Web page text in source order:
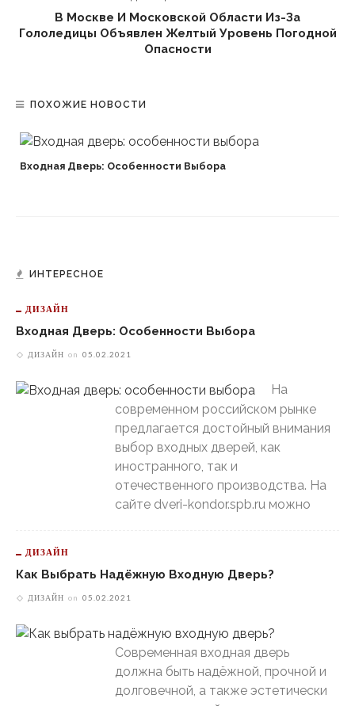
В Москве И Московской Области Из-За
Гололедицы Объявлен Желтый Уровень Погодной
Опасности
ПОХОЖИЕ НОВОСТИ
Входная Дверь: Особенности Выбора
ИНТЕРЕСНОЕ
ДИЗАЙН
Входная Дверь: Особенности Выбора
ДИЗАЙН on 05.02.2021
На
современном российском рынке
предлагается достойный внимания
выбор входных дверей, как
иностранного, так и
отечественного производства. На
сайте dveri-kondor.spb.ru можно
ДИЗАЙН
Как Выбрать Надёжную Входную Дверь?
ДИЗАЙН on 05.02.2021
Современная входная дверь
должна быть надёжной, прочной и
долговечной, а также эстетически